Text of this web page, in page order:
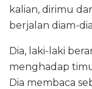
kalian, dirimu
berjalan diam-
Dia, laki-laki
menghadap
Dia membaca